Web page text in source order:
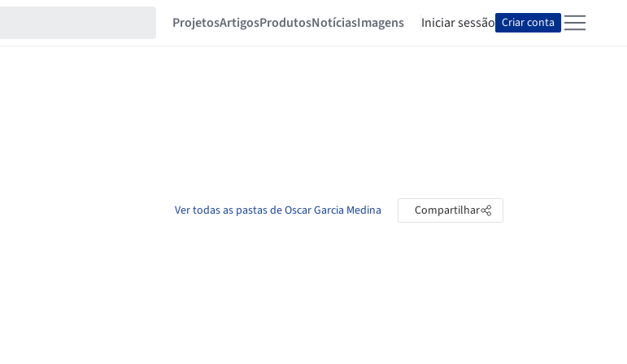
ProjetosArtigosProdutosNotíciasImagens Iniciar sessão Criar conta
Ver todas as pastas de Oscar Garcia Medina Compartilhar